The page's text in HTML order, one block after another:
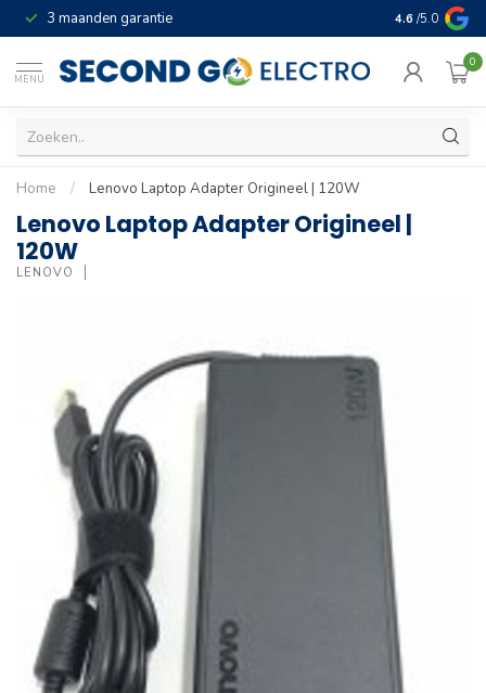
3 maanden garantie Geld terug
4.6 /5.0
MENU
0
Home / Lenovo Laptop Adapter Origineel | 120W
Lenovo Laptop Adapter Origineel |
120W
LENOVO